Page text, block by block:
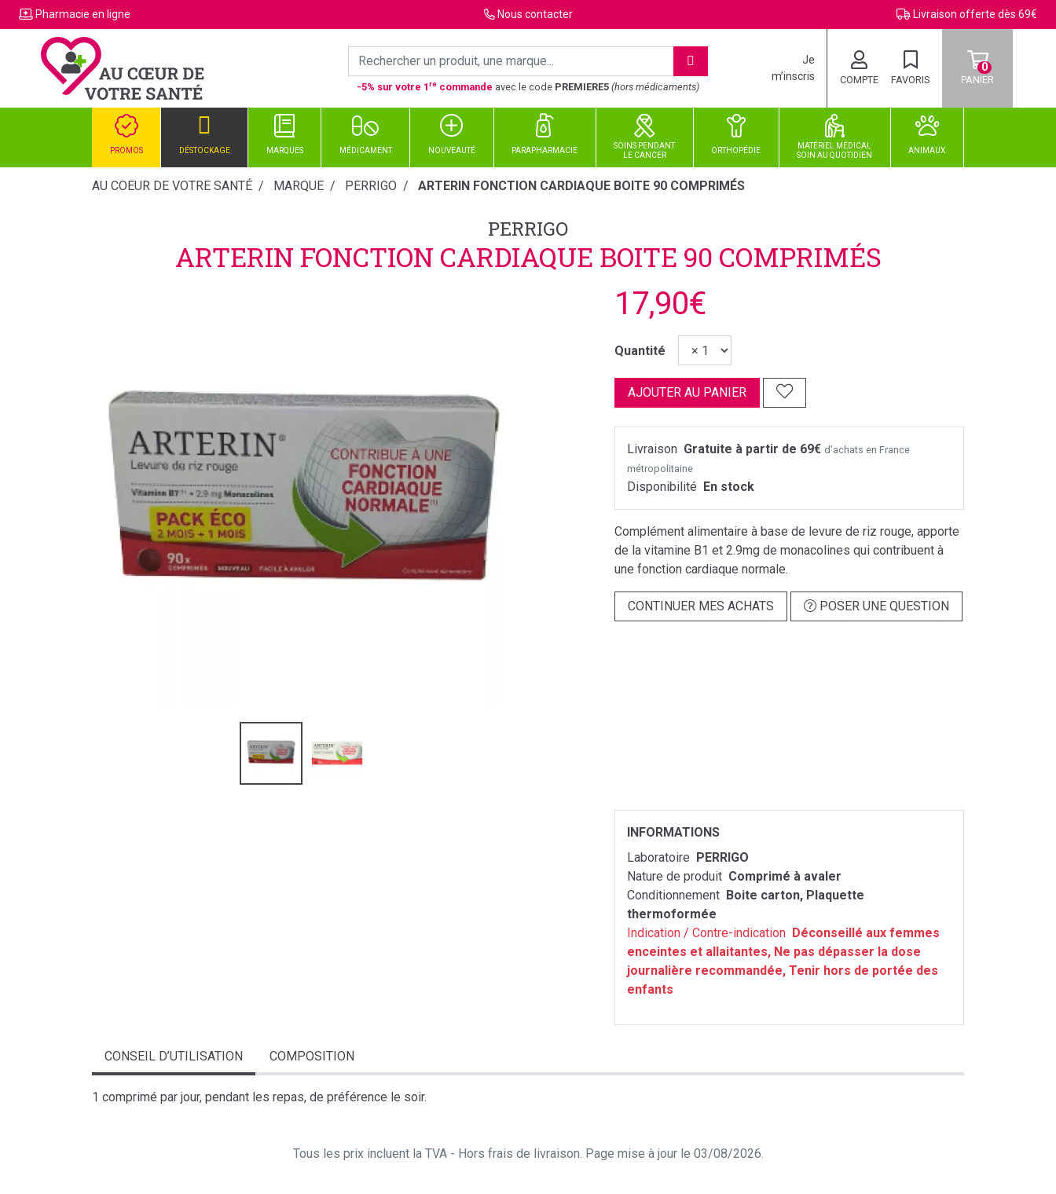
Pharmacie en ligne Nous contacter Livraison offerte dès 69€
-5% sur votre 1re commande avec le code PREMIERE5 (hors médicaments)
Je
m’inscris
COMPTE FAVORIS PANIER
0
PROMOS DÉSTOCKAGE MARQUES MÉDICAMENT NOUVEAUTÉ PARAPHARMACIE
SOINS PENDANT
LE CANCER
ORTHOPÉDIE
MATÉRIEL MÉDICAL
SOINAUQUOTIDIEN
ANIMAUX
AU COEUR DE VOTRE SANTÉ MARQUE PERRIGO ARTERIN FONCTION CARDIAQUE BOITE 90 COMPRIMÉS
PERRIGO
ARTERIN FONCTION CARDIAQUE BOITE 90 COMPRIMÉS
17,90€
Quantité
AJOUTER AU PANIER
Livraison Gratuite à partir de 69€ d’achats en France
métropolitaine
Disponibilité En stock
Complément alimentaire à base de levure de riz rouge, apporte
de la vitamine B1 et 2.9mg de monacolines qui contribuent à
une fonction cardiaque normale.
CONTINUER MES ACHATS POSER UNE QUESTION
INFORMATIONS
Laboratoire PERRIGO
Nature de produit Comprimé à avaler
Conditionnement Boite carton, Plaquette
thermoformée
Indication / Contre-indication Déconseillé aux femmes
enceintes et allaitantes, Ne pas dépasser la dose
journalière recommandée, Tenir hors de portée des
enfants
CONSEIL D’UTILISATION COMPOSITION
1 comprimé par jour, pendant les repas, de préférence le soir.
Tous les prix incluent la TVA - Hors frais de livraison. Page mise à jour le 03/08/2026.